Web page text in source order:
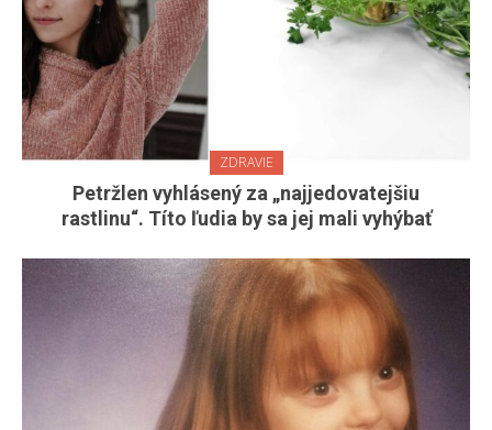
ZDRAVIE
Petržlen vyhlásený za „najjedovatejšiu
rastlinu“. Títo ľudia by sa jej mali vyhýbať